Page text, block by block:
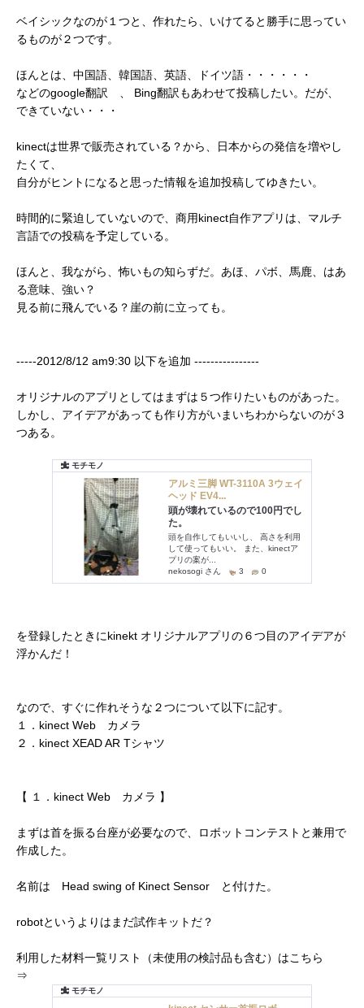
ベイシックなのが１つと、作れたら、いけてると勝手に思ってい
るものが２つです。
ほんとは、中国語、韓国語、英語、ドイツ語・・・・・・
などのgoogle翻訳 、 Bing翻訳もあわせて投稿したい。だが、
できていない・・・
kinectは世界で販売されている？から、日本からの発信を増やし
たくて、
自分がヒントになると思った情報を追加投稿してゆきたい。
時間的に緊迫していないので、商用kinect自作アプリは、マルチ
言語での投稿を予定している。
ほんと、我ながら、怖いもの知らずだ。あほ、パボ、馬鹿、はあ
る意味、強い？
見る前に飛んでいる？崖の前に立っても。
-----2012/8/12 am9:30 以下を追加 ----------------
オリジナルのアプリとしてはまずは５つ作りたいものがあった。
しかし、アイデアがあっても作り方がいまいちわからないのが３
つある。
を登録したときにkinekt オリジナルアプリの６つ目のアイデアが
浮かんだ！
なので、すぐに作れそうな２つについて以下に記す。
１．kinect Web カメラ
２．kinect XEAD AR Tシャツ
【 １．kinect Web カメラ 】
まずは首を振る台座が必要なので、ロボットコンテストと兼用で
作成した。
名前は Head swing of Kinect Sensor と付けた。
robotというよりはまだ試作キットだ？
利用した材料一覧リスト（未使用の検討品も含む）はこちら
⇒